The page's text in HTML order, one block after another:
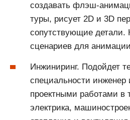
создавать флэш-
туры, рисует 2D и 3D
сопутствующие детали.
сценариев для
Инжиниринг. Подойдет
специальности инженер
проектными работами в
электрика,